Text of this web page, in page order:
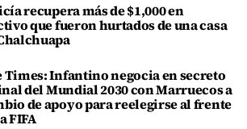
recupera más de $1,000 en
que fueron hurtados de una casa
Times: Infantino negocia en secreto
del Mundial 2030 con Marruecos a
de apoyo para reelegirse al frente
FIFA